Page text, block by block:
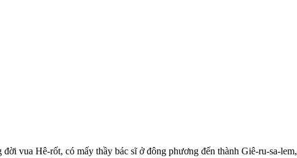
vua Hê-rốt, có mấy thầy bác sĩ ở đông phương đến thành Giê-ru-sa-lem,